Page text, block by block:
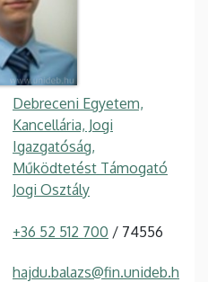
Debreceni Egyetem,
Kancellária, Jogi
Igazgatóság,
Működtetést Támogató
Jogi Osztály
+36 52 512 700 / 74556
hajdu.balazs@fin.unideb.h